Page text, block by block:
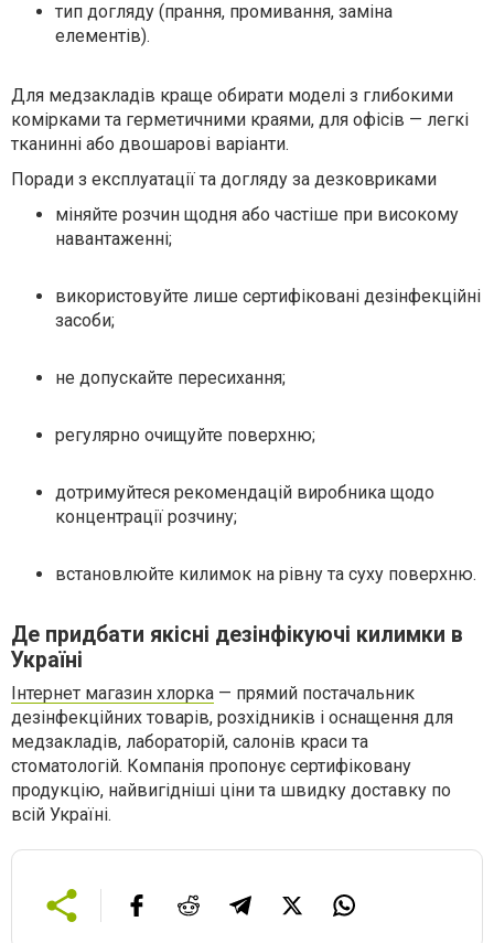
тип догляду (прання, промивання, заміна
елементів).
Для медзакладів краще обирати моделі з глибокими
комірками та герметичними краями, для офісів — легкі
тканинні або двошарові варіанти.
Поради з експлуатації та догляду за дезковриками
міняйте розчин щодня або частіше при високому
навантаженні;
використовуйте лише сертифіковані дезінфекційні
засоби;
не допускайте пересихання;
регулярно очищуйте поверхню;
дотримуйтеся рекомендацій виробника щодо
концентрації розчину;
встановлюйте килимок на рівну та суху поверхню.
Де придбати якісні дезінфікуючі килимки в
Україні
Інтернет магазин хлорка — прямий постачальник
дезінфекційних товарів, розхідників і оснащення для
медзакладів, лабораторій, салонів краси та
стоматологій. Компанія пропонує сертифіковану
продукцію, найвигідніші ціни та швидку доставку по
всій Україні.